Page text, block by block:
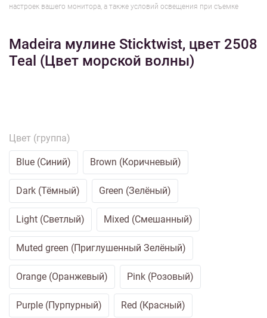
настроек вашего монитора, а также условий освещения при съемке
Madeira мулине Sticktwist, цвет 2508
Teal (Цвет морской волны)
Цвет (группа)
Blue (Синий) Brown (Коричневый)
Dark (Тёмный) Green (Зелёный)
Light (Светлый) Mixed (Смешанный)
Muted green (Приглушенный Зелёный)
Orange (Оранжевый) Pink (Розовый)
Purple (Пурпурный) Red (Красный)